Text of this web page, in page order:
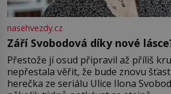
nasehvezdy.cz
Září Svobodová díky nové
Přestože jí osud připravil až příliš
nepřestala věřit, že bude znovu šťastná.
herečka ze seriálu Ulice Ilona